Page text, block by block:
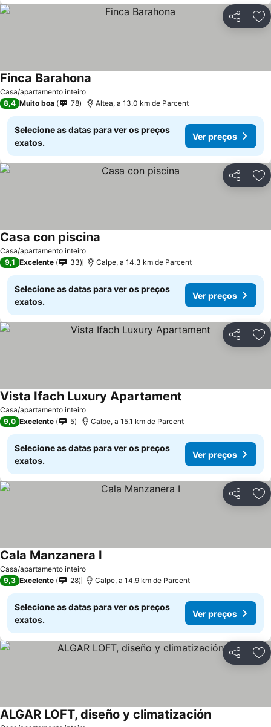
Partilhar
Casa/apartamento inteiro
Finca Barahona
8,4 Muito boa 78 Altea, a 13.0 km de Parcent
Selecione as datas para ver os preços
exatos.
Ver preços
Partilhar
Casa/apartamento inteiro
Casa con piscina
9,1 Excelente 33 Calpe, a 14.3 km de Parcent
Selecione as datas para ver os preços
exatos.
Ver preços
Partilhar
Casa/apartamento inteiro
Vista Ifach Luxury Apartament
9,0 Excelente 5 Calpe, a 15.1 km de Parcent
Selecione as datas para ver os preços
exatos.
Ver preços
Partilhar
Casa/apartamento inteiro
Cala Manzanera I
9,3 Excelente 28 Calpe, a 14.9 km de Parcent
Selecione as datas para ver os preços
exatos.
Ver preços
Partilhar
ALGAR LOFT, diseño y climatización